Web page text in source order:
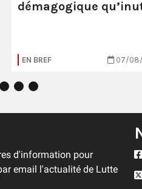
démagogique
EN BREF 07/
d'information pour
email l'actualité de Lutte